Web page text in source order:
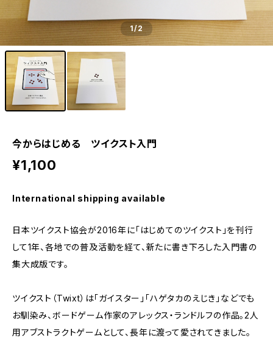
1/2
今からはじめる ツイクスト入門
¥1,100
International shipping available
日本ツイクスト協会が2016年に「はじめてのツイクスト」を刊行
して1年、各地での普及活動を経て、新たに書き下ろした入門書の
集大成版です。
ツイクスト（Twixt）は「ガイスター」「ハゲタカのえじき」などでも
お馴染み、ボードゲーム作家のアレックス・ランドルフの作品。2人
用アブストラクトゲームとして、長年に渡って愛されてきました。